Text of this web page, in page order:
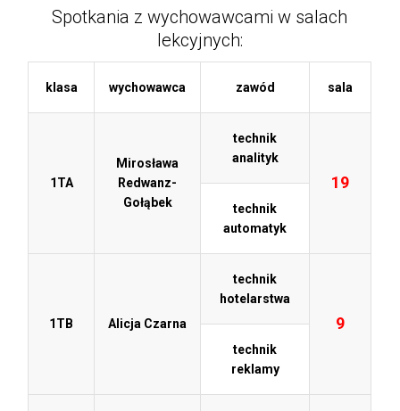
Spotkania z wychowawcami w salach
lekcyjnych:
klasa wychowawca zawód sala
1TA
Mirosława
Redwanz-
Gołąbek
technik
analityk
19
technik
automatyk
1TB Alicja Czarna
technik
hotelarstwa
9
technik
reklamy